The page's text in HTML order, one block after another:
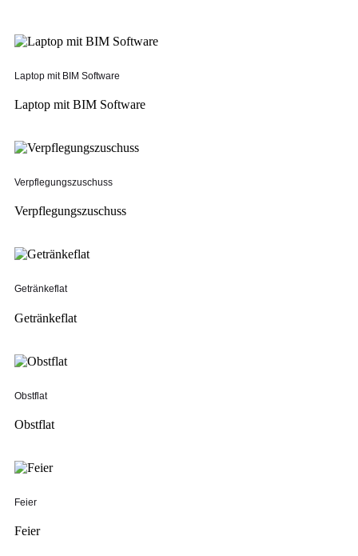
Laptop mit BIM Software
Laptop mit BIM Software
Verpflegungszuschuss
Verpflegungszuschuss
Getränkeflat
Getränkeflat
Obstflat
Obstflat
Feier
Feier